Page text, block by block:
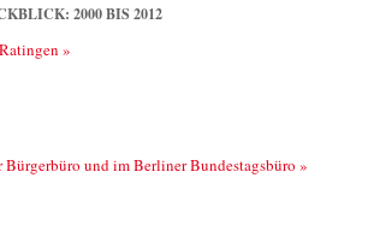
2000 BIS 2012
»
und im Berliner Bundestagsbüro »